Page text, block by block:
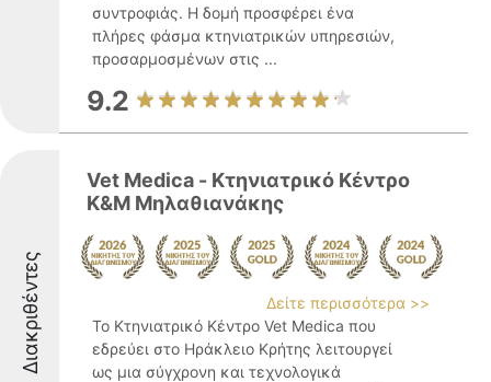
συντροφιάς. Η δομή προσφέρει ένα
πλήρες φάσμα κτηνιατρικών υπηρεσιών,
προσαρμοσμένων στις ...
9.2
Διακριθέντες
Vet Medica - Κτηνιατρικό Κέντρο
Κ&Μ Μηλαθιανάκης
Δείτε περισσότερα >>
Το Κτηνιατρικό Κέντρο Vet Medica που
εδρεύει στο Ηράκλειο Κρήτης λειτουργεί
ως μια σύγχρονη και τεχνολογικά